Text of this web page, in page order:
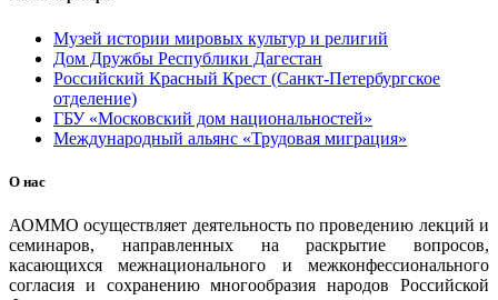
Музей истории мировых культур и религий
Дом Дружбы Республики Дагестан
Российский Красный Крест (Санкт-Петербургское
отделение)
ГБУ «Московский дом национальностей»
Международный альянс «Трудовая миграция»
О нас
АОММО осуществляет деятельность по проведению лекций и
семинаров, направленных на раскрытие вопросов,
касающихся межнационального и межконфессионального
согласия и сохранению многообразия народов Российской